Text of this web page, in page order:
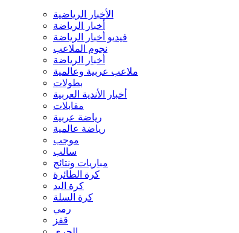
الأخبار الرياضية
أخبار الرياضة
فيديو أخبار الرياضة
نجوم الملاعب
أخبار الرياضة
ملاعب عربية وعالمية
بطولات
أخبار الأندية العربية
مقابلات
رياضة عربية
رياضة عالمية
موجب
سالب
مباريات ونتائج
كرة الطائرة
كرة اليد
كرة السلة
رمي
قفز